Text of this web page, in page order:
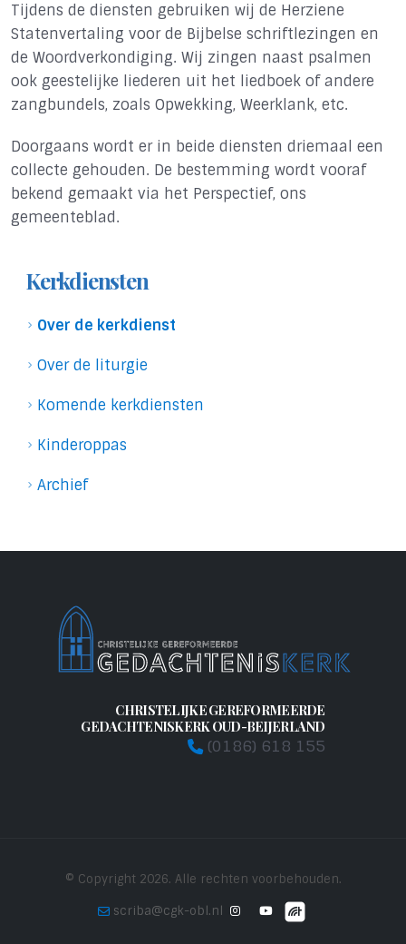
Kerkdiensten
Over de kerkdienst
Over de liturgie
Komende kerkdiensten
Kinderoppas
Archief
Tijdens de diensten gebruiken wij de Herziene
Statenvertaling voor de Bijbelse schriftlezingen en
de Woordverkondiging. Wij zingen naast psalmen
ook geestelijke liederen uit het liedboek of andere
zangbundels, zoals Opwekking, Weerklank, etc.
Doorgaans wordt er in beide diensten driemaal een
collecte gehouden. De bestemming wordt vooraf
bekend gemaakt via het Perspectief, ons
gemeenteblad.
CHRISTELIJKE GEREFORMEERDE
GEDACHTENISKERK OUD-BEIJERLAND
(0186) 618 155
© Copyright 2026. Alle rechten voorbehouden.
scriba@cgk-obl.nl